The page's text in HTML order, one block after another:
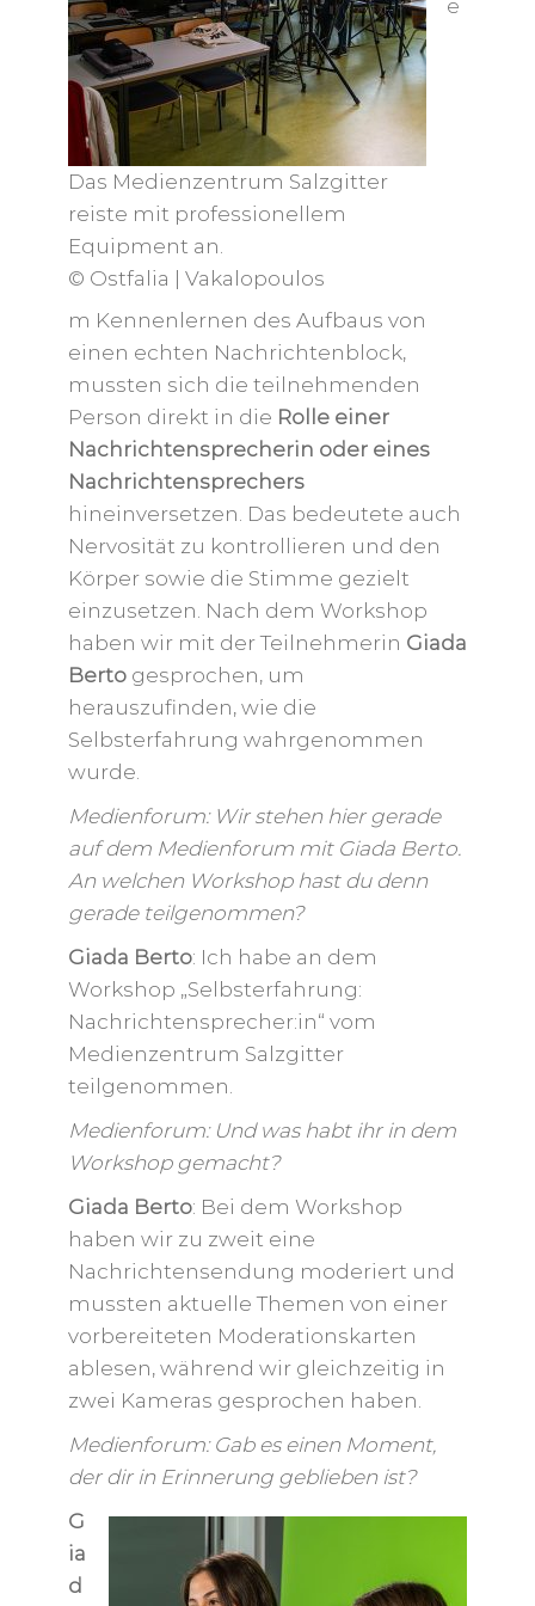
Das Medienzentrum Salzgitter
reiste mit professionellem
Equipment an.
© Ostfalia | Vakalopoulos
e
m Kennenlernen des Aufbaus von
einen echten Nachrichtenblock,
mussten sich die teilnehmenden
Person direkt in die Rolle einer
Nachrichtensprecherin oder eines
Nachrichtensprechers
hineinversetzen. Das bedeutete auch
Nervosität zu kontrollieren und den
Körper sowie die Stimme gezielt
einzusetzen. Nach dem Workshop
haben wir mit der Teilnehmerin Giada
Bertogesprochen, um
herauszufinden, wie die
Selbsterfahrung wahrgenommen
wurde.
Medienforum: Wir stehen hier gerade
auf dem Medienforum mit Giada Berto.
An welchen Workshop hast du denn
gerade teilgenommen?
Giada Berto: Ich habe an dem
Workshop „Selbsterfahrung:
Nachrichtensprecher:in“ vom
Medienzentrum Salzgitter
teilgenommen.
Medienforum: Und was habt ihr in dem
Workshop gemacht?
Giada Berto: Bei dem Workshop
haben wir zu zweit eine
Nachrichtensendung moderiert und
mussten aktuelle Themen von einer
vorbereiteten Moderationskarten
ablesen, während wir gleichzeitig in
zwei Kameras gesprochen haben.
Medienforum: Gab es einen Moment,
der dir in Erinnerung geblieben ist?
G
ia
d